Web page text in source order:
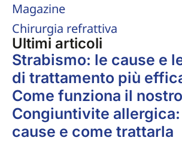
Magazine
Chirurgia refrattiva
Ultimi articoli
Strabismo: le cause e
di trattamento più
Come funziona il
Congiuntivite
cause e come trattarla